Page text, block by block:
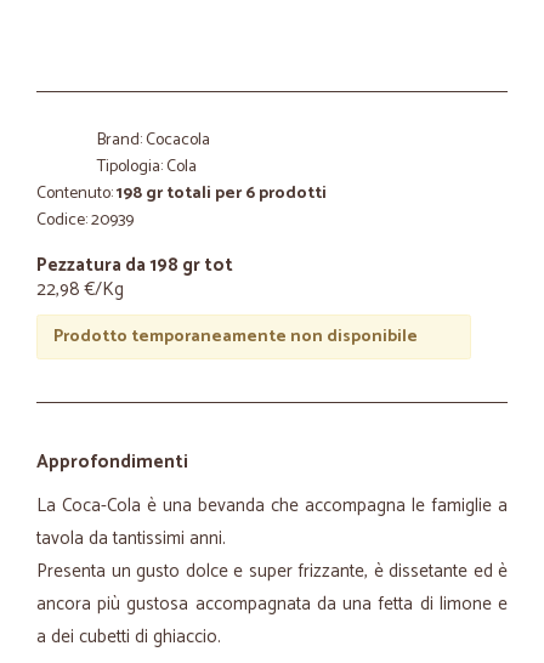
Brand: Cocacola
Tipologia: Cola
Contenuto:198 gr totali per 6 prodotti
Codice: 20939
Pezzatura da 198 gr tot
22,98 €/Kg
Prodotto temporaneamente non disponibile
Approfondimenti
La Coca-Cola è una bevanda che accompagna le famiglie a
tavola da tantissimi anni.
Presenta un gusto dolce e super frizzante, è dissetante ed è
ancora più gustosa accompagnata da una fetta di limone e
a dei cubetti di ghiaccio.